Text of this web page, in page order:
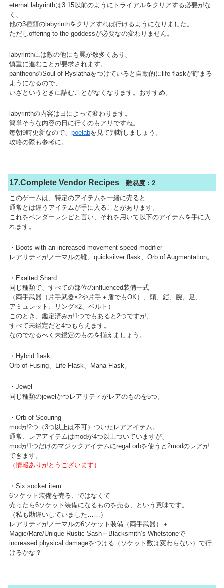
eternal labyrinthは3.15以前のようにトライアルをクリアする必要がな
く、
他の3種類のlabyrinthをクリアすれば行けるようになりました。
ただしoffering to the goddessが必要なの変わりません。
labyrinthには敵の他にも罠が数多くあり、
慎重に進むことが要求されます。
pantheonのSoul of Ryslathaをつけていると自動的にlife flaskが貯まる
ようになるので、
いざというときに詰むことがなくなります。おすすめ。
labyrinthの内容は日によって変わります。
簡単そうな内容の日に行くのもアリですね。
毎朝9時更新なので、 poelabを見て判断しましょう。
攻略の際も参考に。
17.Complete Vendor Recipes 難易度：2
このゲームは、特定のアイテムを一緒に売ると
通常とは違うアイテムが手に入ることがあります。
これをベンダーレシピと言い、それを用いて以下のアイテムを手に入
れます。
・Boots with an increased movement speed modifier
レアリティがノーマルの靴、quicksilver flask、Orb of Augmentation。
・Exalted Shard
同じ種類で、すべての部位のinfluenced装備一式
（両手武器（片手武器×2や片手＋盾でもOK）、頭、鎧、腕、足、
アミュレット、リング×2、ベルト）
このとき、鑑定済みが1つでもあると2つですが、
すべて未鑑定だと4つもらえます。
なのでなるべく未鑑定のものを揃えましょう。
・Hybrid flask
Orb of Fusing、Life Flask、Mana Flask。
・Jewel
同じ種類のjewelかつレアリティがレアのものを5つ。
・Orb of Scouring
modが2つ（3つ以上は不可）ついたレアアイテム。
通常、レアアイテムはmodが4つ以上ついていますが、
modが1つだけのマジックアイテムにregal orbを使うと2modのレアが
できます。
（情報ありがとうございます）
・Six socket item
6ソケット装備を売る、ではなくて
売ったら6ソケット装備になるものを売る、という意味です。
（私も勘違いしていました……）
レアリティがノーマルの6ソケット装備（両手武器）＋
Magic/Rare/Unique Rustic Sash＋Blacksmith’s Whetstoneで
increased physical damageをつける（ソケット数は変わらない）で行
けるかな？